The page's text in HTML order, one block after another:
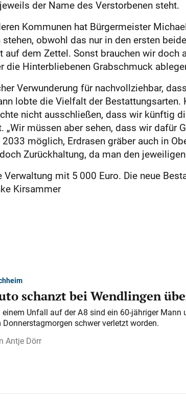
der Name des Verstorbenen steht.
Kommunen hat Bürgermeister
obwohl das nur in den ersten
dem Zettel. Sonst brauchen wir doch
die Hinterbliebenen Grabschmuck
Verwunderung für nachvollziehbar,
lobte die Vielfalt der Bestattungsarten.
nicht ausschließen, dass wir künftig
müssen aber sehen, dass wir dafür
möglich, Erdrasen gräber auch in
Zurückhaltung, da man den
mit 5 000 Euro. Die neue
Kirsammer
schanzt bei Wendlingen
einem Unfall auf der A 8 sind ein 60-jähriger
Donnerstagmorgen schwer verletzt worden.
Antje Dörr